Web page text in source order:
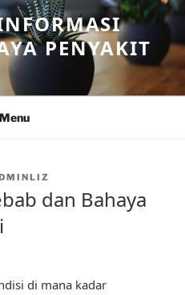
PENYAKIT
Menu
dan Bahaya
di mana kadar